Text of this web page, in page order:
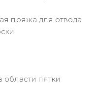
пряжа для отвода
пятки